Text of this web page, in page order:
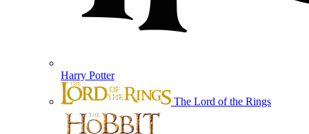
Harry Potter
The Lord of the Rings